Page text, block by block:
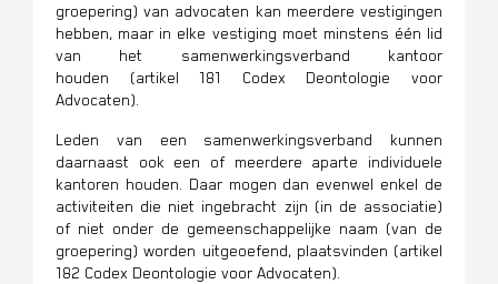
groepering) van advocaten kan meerdere vestigingen
hebben, maar in elke vestiging moet minstens één lid
van het samenwerkingsverband kantoor
houden (artikel 181 Codex Deontologie voor
Advocaten).
Leden van een samenwerkingsverband kunnen
daarnaast ook een of meerdere aparte individuele
kantoren houden. Daar mogen dan evenwel enkel de
activiteiten die niet ingebracht zijn (in de associatie)
of niet onder de gemeenschappelijke naam (van de
groepering) worden uitgeoefend, plaatsvinden (artikel
182 Codex Deontologie voor Advocaten).